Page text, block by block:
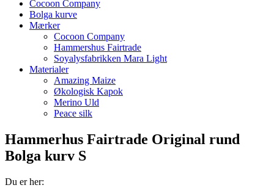
Cocoon Company
Bolga kurve
Mærker
Cocoon Company
Hammershus Fairtrade
Soyalysfabrikken Mara Light
Materialer
Amazing Maize
Økologisk Kapok
Merino Uld
Peace silk
Hammerhus Fairtrade Original rund
Bolga kurv S
Du er her: